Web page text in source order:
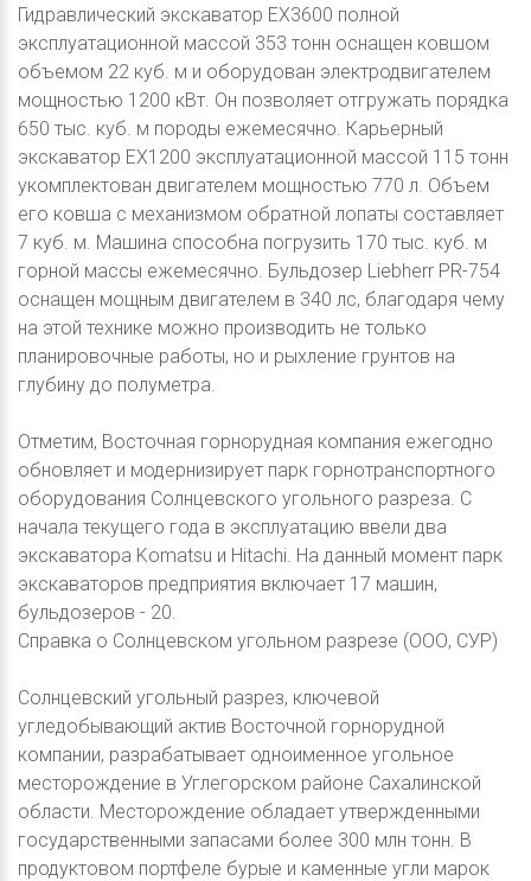
Гидравлический экскаватор ЕХ3600 полной
эксплуатационной массой 353 тонн оснащен ковшом
объемом 22 куб. м и оборудован электродвигателем
мощностью 1200 кВт. Он позволяет отгружать порядка
650 тыс. куб. м породы ежемесячно. Карьерный
экскаватор EX1200 эксплуатационной массой 115 тонн
укомплектован двигателем мощностью 770 л. Объем
его ковша с механизмом обратной лопаты составляет
7 куб. м. Машина способна погрузить 170 тыс. куб. м
горной массы ежемесячно. Бульдозер Liebherr PR-754
оснащен мощным двигателем в 340 лс, благодаря чему
на этой технике можно производить не только
планировочные работы, но и рыхление грунтов на
глубину до полуметра.
Отметим, Восточная горнорудная компания ежегодно
обновляет и модернизирует парк горнотранспортного
оборудования Солнцевского угольного разреза. С
начала текущего года в эксплуатацию ввели два
экскаватора Komatsu и Hitachi. На данный момент парк
экскаваторов предприятия включает 17 машин,
бульдозеров - 20.
Справка о Солнцевском угольном разрезе (ООО, СУР)
Солнцевский угольный разрез, ключевой
угледобывающий актив Восточной горнорудной
компании, разрабатывает одноименное угольное
месторождение в Углегорском районе Сахалинской
области. Месторождение обладает утвержденными
государственными запасами более 300 млн тонн. В
продуктовом портфеле бурые и каменные угли марок